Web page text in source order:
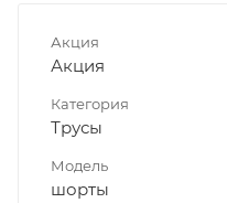
Акция
Акция
Категория
Трусы
Модель
шорты